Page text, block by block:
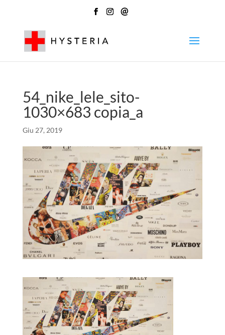
@
54_nike_lele_sito-
1030×683 copia_a
Giu 27, 2019